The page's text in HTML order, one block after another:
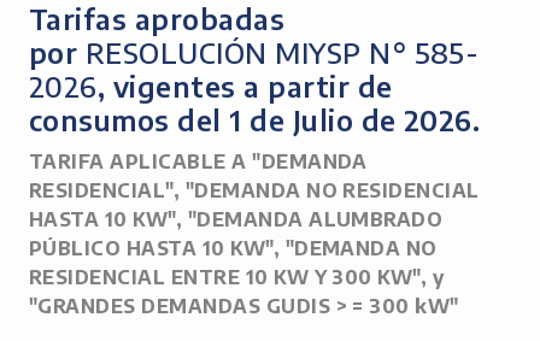
Tarifas aprobadas
por RESOLUCIÓN MIYSP N° 585-
2026, vigentes a partir de
consumos del 1 de Julio de 2026.
TARIFA APLICABLE A "DEMANDA
RESIDENCIAL", "DEMANDA NO RESIDENCIAL
HASTA 10 KW", "DEMANDA ALUMBRADO
PÚBLICO HASTA 10 KW", "DEMANDA NO
RESIDENCIAL ENTRE 10 KW Y 300 KW", y
"GRANDES DEMANDAS GUDIS > = 300 kW"